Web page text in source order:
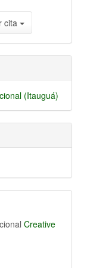
cita
(Itauguá)
Creative